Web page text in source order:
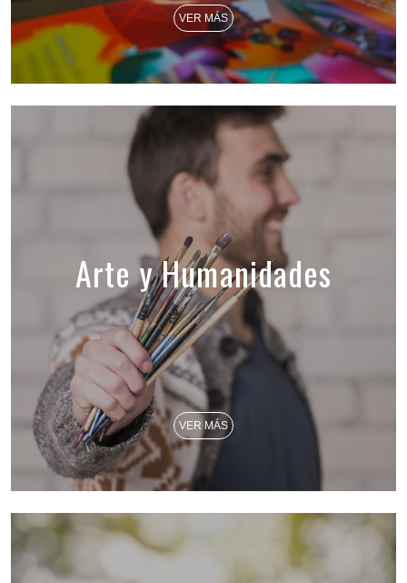
VER MÁS
Arte y Humanidades
VER MÁS